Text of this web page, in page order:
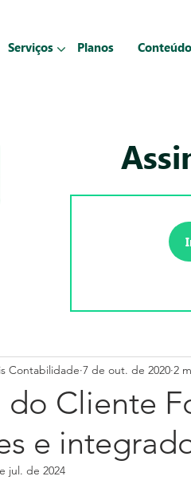
Serviços Planos
do Cliente
e
Contabilidade 7 de out. de 2020 2
jul. de 2024